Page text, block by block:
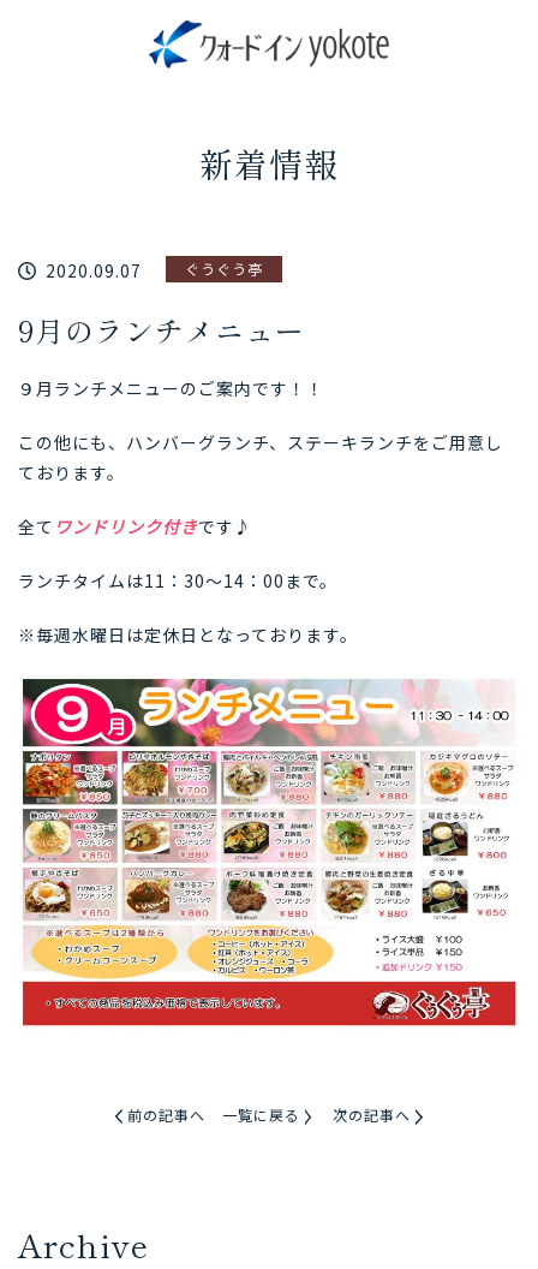
新着情報
2020.09.07 ぐうぐう亭
9月のランチメニュー
９月ランチメニューのご案内です！！
この他にも、ハンバーグランチ、ステーキランチをご用意し
ております。
全て ワンドリンク付きです♪
ランチタイムは11：30～14：00まで。
※毎週水曜日は定休日となっております。
前の記事へ 一覧に戻る 次の記事へ
Archive